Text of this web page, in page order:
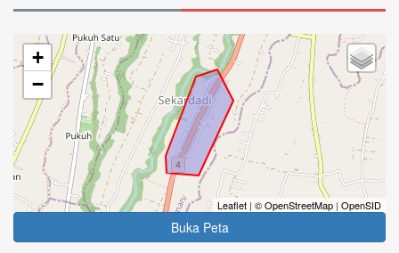
+
−
Leaflet | © OpenStreetMap | OpenSID
Buka Peta